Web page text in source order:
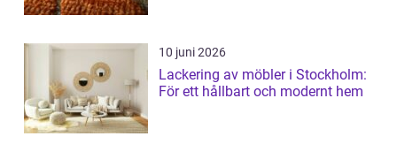
10 juni 2026
Lackering av möbler i Stockholm:
För ett hållbart och modernt hem